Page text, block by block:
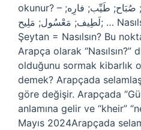
okunur? – بَهِيج; بَهيّ; جَمِيل; حَسَن; زَيْن; صُبَاح; طَيِّب; فارِه;
لَطِيف; مَعْسُول; مَلِيح; … Nasılsın Arapçada ne? 5.
Şeytan = Nasılsın? Bu
Arapça olarak “Nasılsın?”
olduğunu sormak kibarlık
demek? Arapçada
göre değişir. Arapçada
anlamına gelir ve “kheir”
Mayıs 2024Arapçada